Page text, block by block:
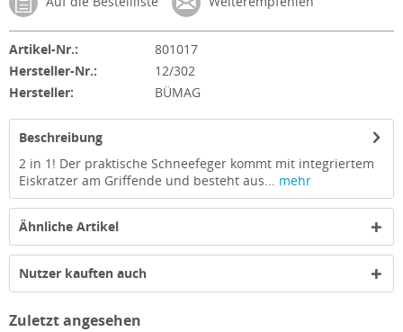
Artikel-Nr.:
801017
Hersteller-Nr.:
12/302
Hersteller:
BÜMAG
Beschreibung
2 in 1! Der praktische Schneefeger kommt mit integriertem
Eiskratzer am Griffende und besteht aus... mehr
Ähnliche Artikel
Nutzer kauften auch
Zuletzt angesehen